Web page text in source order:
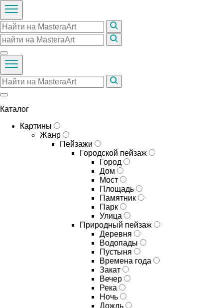
Каталог
Картины
Жанр
Пейзажи
Городской пейзаж
Город
Дом
Мост
Площадь
Памятник
Парк
Улица
Природный пейзаж
Деревня
Водопады
Пустыня
Времена года
Закат
Вечер
Река
Ночь
Дождь